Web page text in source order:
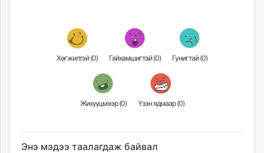
Хөгжилтэй (0) Гайхамшигтай (0) Гунигтай (0)
Жихүүцмээр (0) Үзэн ядмаар (0)
Энэ мэдээ таалагдаж байвал